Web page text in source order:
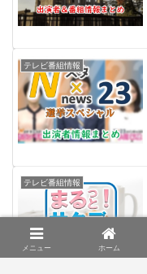
テレビ番組情報
テレビ番組情報
メニュー ホーム